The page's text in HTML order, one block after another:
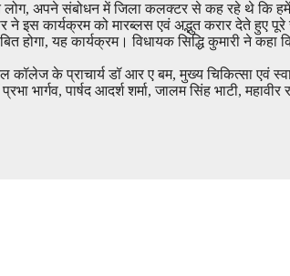
लोग, अपने संबोधन में जिला कलक्टर से कह रहे थे
इस कार्यक्रम को मारब्लस एवं अद्भुत करार देते हुए
होगा, यह कार्यक्रम। विधायक सिद्धि कुमारी ने
के प्राचार्य डॉ आर ए बम, मुख्य चिकित्सा एवं
भार्गव, पार्षद आदर्श शर्मा, जालम सिंह भाटी,